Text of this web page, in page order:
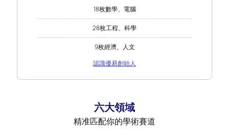
18枚數學、電腦
28枚工程、科學
9枚經濟、人文
認識優易創始人
六大領域
精准匹配你的學術賽道